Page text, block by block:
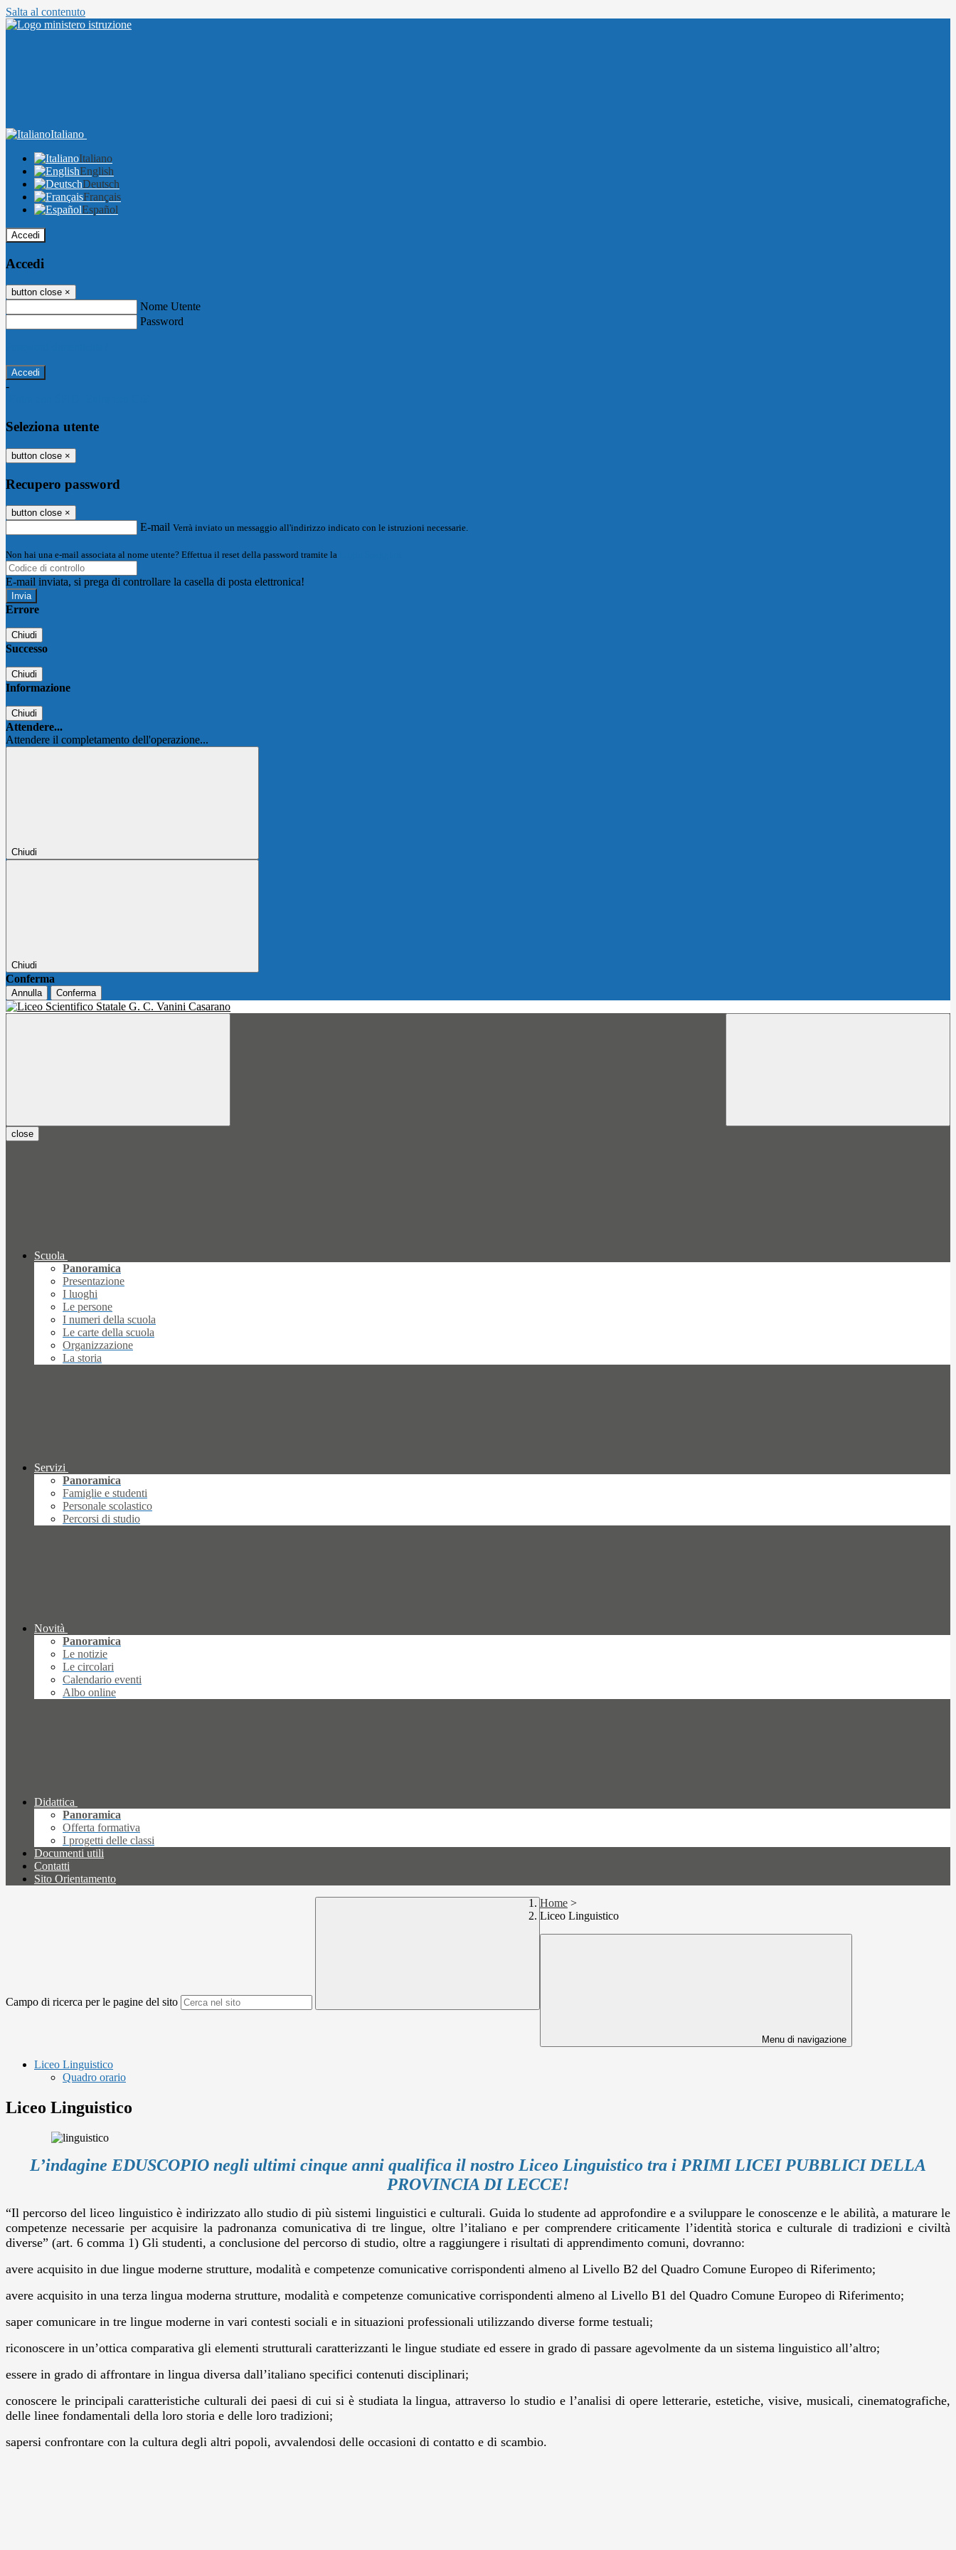
Salta al contenuto
Italiano
Italiano
English
Deutsch
Français
Español
Accedi
Accedi
button close ×
Nome Utente
Password
-
Seleziona utente
button close ×
Recupero password
button close ×
E-mail Verrà inviato un messaggio all'indirizzo indicato con le istruzioni necessarie.
Non hai una e-mail associata al nome utente? Effettua il reset della password tramite la
E-mail inviata, si prega di controllare la casella di posta elettronica!
Errore
Chiudi
Successo
Chiudi
Informazione
Chiudi
Attendere...
Attendere il completamento dell'operazione...
Chiudi
Chiudi
Conferma
Annulla Conferma
close
Scuola
Panoramica
Presentazione
I luoghi
Le persone
I numeri della scuola
Le carte della scuola
Organizzazione
La storia
Servizi
Panoramica
Famiglie e studenti
Personale scolastico
Percorsi di studio
Novità
Panoramica
Le notizie
Le circolari
Calendario eventi
Albo online
Didattica
Panoramica
Offerta formativa
I progetti delle classi
Documenti utili
Contatti
Sito Orientamento
Campo di ricerca per le pagine del sito
Home >
Liceo Linguistico
Menu di navigazione
Liceo Linguistico
Quadro orario
Liceo Linguistico
L’indagine EDUSCOPIO negli ultimi cinque anni qualifica il nostro Liceo Linguistico tra i PRIMI LICEI PUBBLICI DELLA
PROVINCIA DI LECCE!
“Ilpercorso del liceo linguisticoè indirizzato allo studio di più sistemi linguistici e culturali. Guida lo studente ad approfondire e a sviluppare le conoscenze e le abilità, a maturare le
competenze necessarie per acquisire la padronanza comunicativa di tre lingue, oltre l’italiano e per comprendere criticamente l’identità storica e culturale di tradizioni e civiltà
diverse” (art. 6 comma 1) Gli studenti, a conclusione del percorso di studio, oltre a raggiungere i risultati di apprendimento comuni, dovranno:
avere acquisito in due lingue moderne strutture, modalità e competenze comunicative corrispondenti almeno al Livello B2 del Quadro Comune Europeo di Riferimento;
avere acquisito in una terza lingua moderna strutture, modalità e competenze comunicative corrispondenti almeno al Livello B1 del Quadro Comune Europeo di Riferimento;
saper comunicare in tre lingue moderne in vari contesti sociali e in situazioni professionali utilizzando diverse forme testuali;
riconoscere in un’ottica comparativa gli elementi strutturali caratterizzanti le lingue studiate ed essere in grado di passare agevolmente da un sistema linguistico all’altro;
essere in grado di affrontare in lingua diversa dall’italiano specifici contenuti disciplinari;
conoscere le principali caratteristiche culturali dei paesi di cui si è studiata la lingua, attraverso lo studio e l’analisi di opere letterarie, estetiche, visive, musicali, cinematografiche,
delle linee fondamentali della loro storia e delle loro tradizioni;
sapersi confrontare con la cultura degli altri popoli, avvalendosi delle occasioni di contatto e di scambio.